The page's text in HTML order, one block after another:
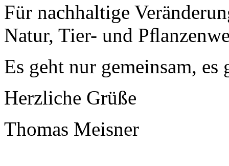
Für nachhaltige
Natur, Tier- und
Es geht nur gemeinsam,
Herzliche Grüße
Thomas Meisner